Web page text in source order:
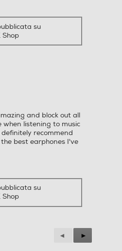
della batteria
in un'unica carica.
la carica totale è di
rapida per 90 minuti di
ed estrai con
dalla custodia.
con
su
Shop
and block out all
when listening to music
recommend
best earphones I've
su
Shop
Precedente
Reviews
◄
Successiva
Reviews
►